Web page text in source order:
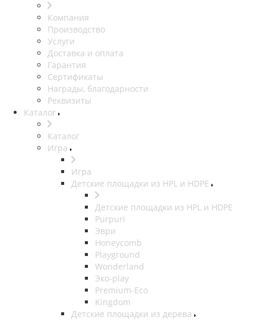
Компания
Производство
Услуги
Доставка и оплата
Гарантия
Сертификаты
Награды, благодарности
Реквизиты
Каталог
Каталог
Игра
Игра
Детские площадки из HPL и HDPE
Детские площадки из HPL и HDPE
Purpuri
Эври
Honeycomb
Playground
Wonderland
Эко-play
Premium-Eco
Kingdom
Детские площадки из дерева